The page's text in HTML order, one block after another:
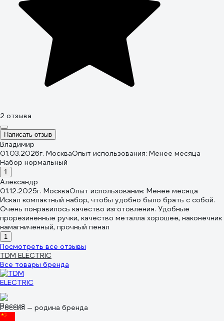
2 отзыва
Написать отзыв
Владимир
01.03.2026г. МоскваОпыт использования: Менее месяца
Набор нормальный
1
Александр
01.12.2025г. МоскваОпыт использования: Менее месяца
Искал компактный набор, чтобы удобно было брать с собой.
Очень понравилось качество изготовления. Удобные
прорезиненные ручки, качество металла хорошее, наконечник
намагниченный, прочный пенал
1
Посмотреть все отзывы
TDM ELECTRIC
Все товары бренда
Россия — родина бренда